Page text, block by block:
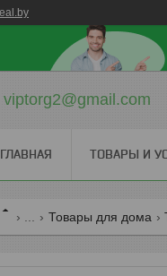
viptorg2@gmail.com
ГЛАВНАЯ ТОВАРЫ И
Товары для дома